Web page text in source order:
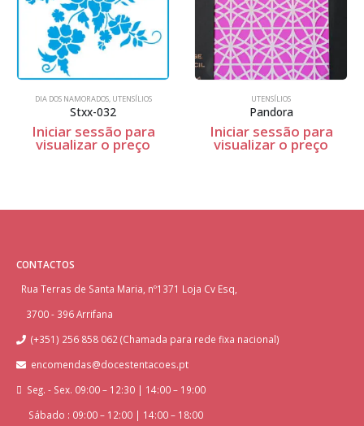
DIA DOS NAMORADOS, UTENSÍLIOS
Stxx-032
Iniciar sessão para
visualizar o preço
UTENSÍLIOS
Pandora
Iniciar sessão para
visualizar o preço
CONTACTOS
Rua Terras de Santa Maria, nº1371 Loja Cv Esq,
3700 - 396 Arrifana
(+351) 256 858 062 (Chamada para rede fixa nacional)
encomendas@docestentacoes.pt
Seg. - Sex. 09:00 – 12:30 | 14:00 – 19:00
Sábado : 09:00 – 12:00 | 14:00 – 18:00